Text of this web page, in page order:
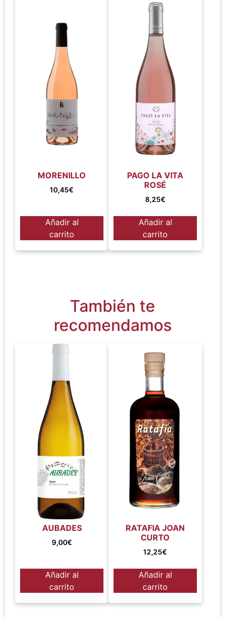
MORENILLO
10,45€
Añadir al
carrito
PAGO LA VITA
ROSÉ
8,25€
Añadir al
carrito
También te
recomendamos
AUBADES
9,00€
Añadir al
carrito
RATAFIA JOAN
CURTO
12,25€
Añadir al
carrito